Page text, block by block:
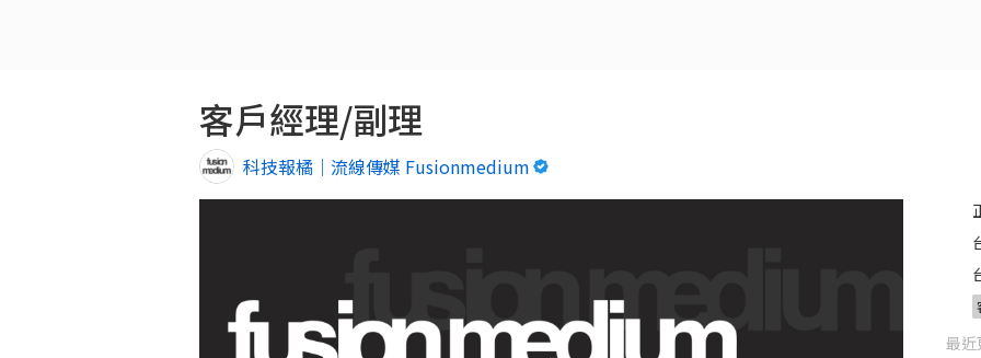
客戶經理/副理
科技報橘｜流線傳媒 Fusionmedium
最